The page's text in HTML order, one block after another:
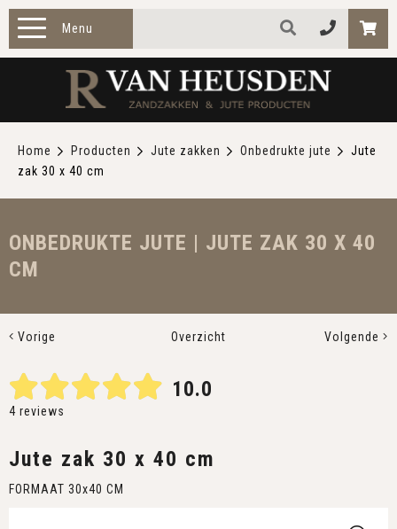
Menu
ZAKELIJK
OVER ONS
Home Producten Jute zakken Onbedrukte jute
Jute
zak 30 x 40 cm
ONBEDRUKTE JUTE | JUTE ZAK 30 X 40
CM
Vorige Overzicht Volgende
10.0
4 reviews
Jute zak 30 x 40 cm
FORMAAT 30x40 CM